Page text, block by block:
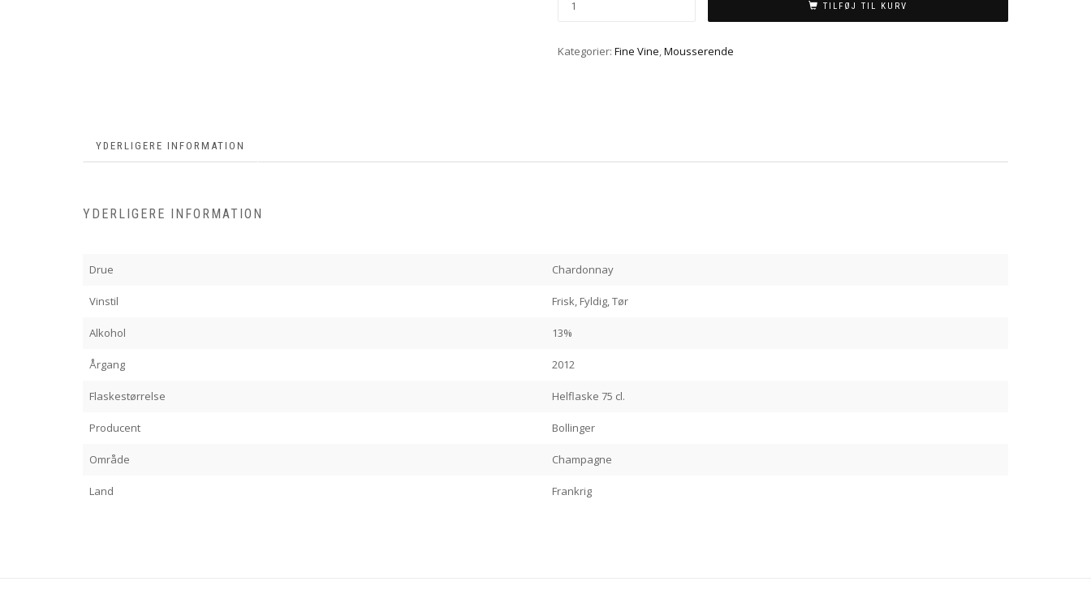
TILFØJ TIL KURV
Kategorier: Fine Vine,Mousserende
YDERLIGERE INFORMATION
YDERLIGERE INFORMATION
Drue Chardonnay
Vinstil Frisk, Fyldig, Tør
Alkohol 13%
Årgang 2012
Flaskestørrelse Helflaske 75 cl.
Producent Bollinger
Område Champagne
Land Frankrig